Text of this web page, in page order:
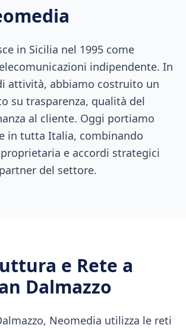
in Sicilia nel 1995 come
indipendente. In
attività, abbiamo costruito un
su trasparenza, qualità del
al cliente. Oggi portiamo
in tutta Italia, combinando
e accordi strategici
del settore.
e Rete a
Dalmazzo
Neomedia utilizza le reti